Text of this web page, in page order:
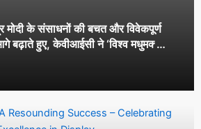
मोदी के संसाधनों की बचत और विवेकपूर्ण
बढ़ाते हुए, केवीआईसी ने ‘विश्व मधुमक्खी